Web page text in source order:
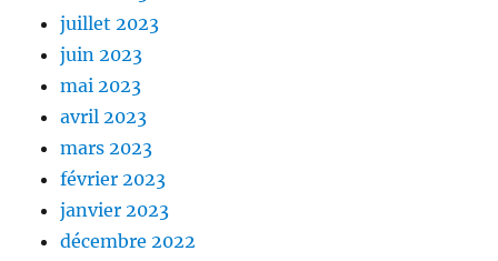
juillet 2023
juin 2023
mai 2023
avril 2023
mars 2023
février 2023
janvier 2023
décembre 2022